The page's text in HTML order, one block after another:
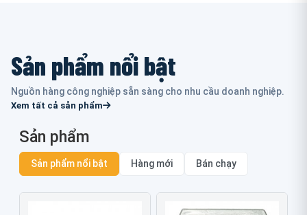
Sản phẩm nổi bật
Nguồn hàng công nghiệp sẵn sàng cho nhu cầu doanh nghiệp.
Xem tất cả sản phẩm
Sản phẩm
Sản phẩm nổi bật Hàng mới Bán chạy